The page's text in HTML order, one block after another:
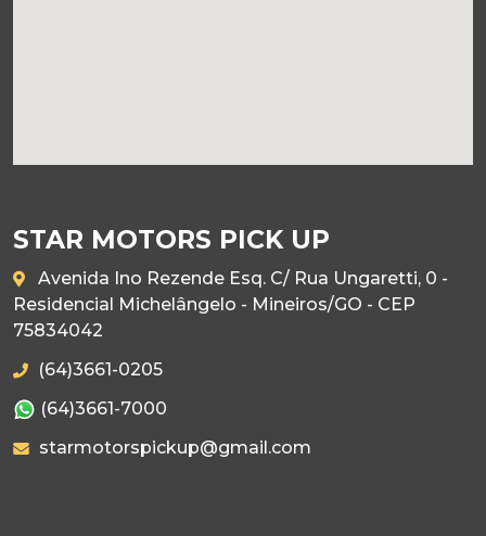
STAR MOTORS PICK UP
Avenida Ino Rezende Esq. C/ Rua Ungaretti, 0 -
Residencial Michelângelo - Mineiros/GO - CEP
75834042
(64)3661-0205
(64)3661-7000
starmotorspickup@gmail.com